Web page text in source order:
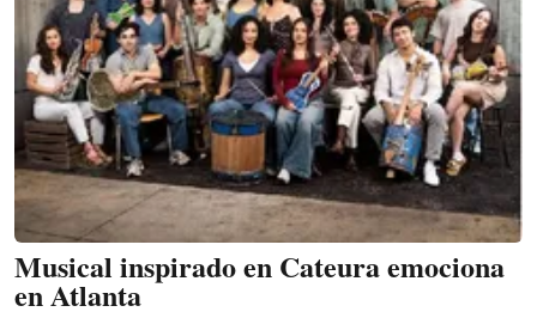
Musical inspirado en Cateura emociona
en Atlanta